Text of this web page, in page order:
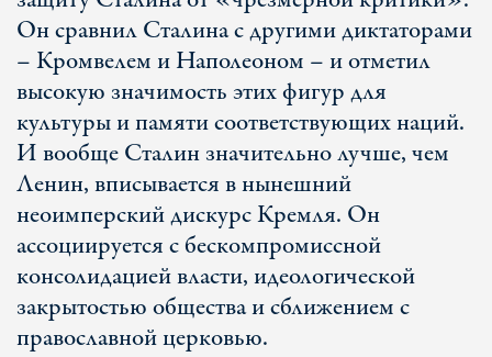
Он сравнил Сталина с другими диктаторами
– Кромвелем и Наполеоном – и отметил
высокую значимость этих фигур для
культуры и памяти соответствующих наций.
И вообще Сталин значительно лучше, чем
Ленин, вписывается в нынешний
неоимперский дискурс Кремля. Он
ассоциируется с бескомпромиссной
консолидацией власти, идеологической
закрытостью общества и сближением с
православной церковью.